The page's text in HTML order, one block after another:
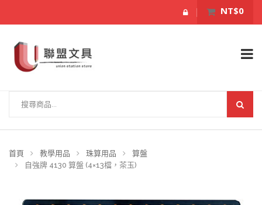
NT$0
首頁 教學用品 珠算用品
算盤
自強牌 4130 算盤 (4×13檔，茶玉)